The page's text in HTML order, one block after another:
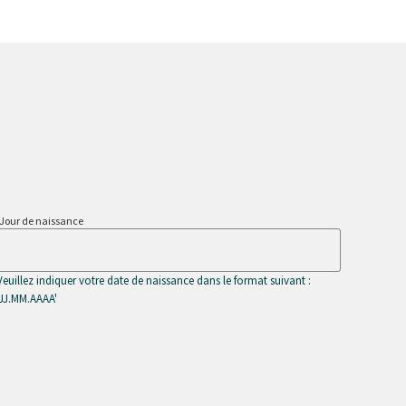
Jour de naissance
indiquer votre date de naissance dans le format suivant :